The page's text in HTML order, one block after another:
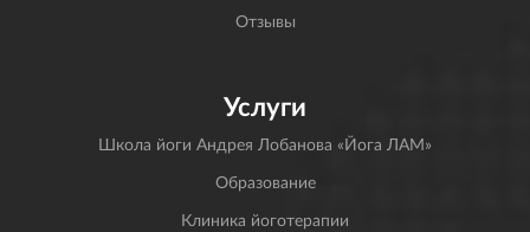
Отзывы
Услуги
Школа йоги Андрея Лобанова «Йога ЛАМ»
Образование
Клиника йоготерапии